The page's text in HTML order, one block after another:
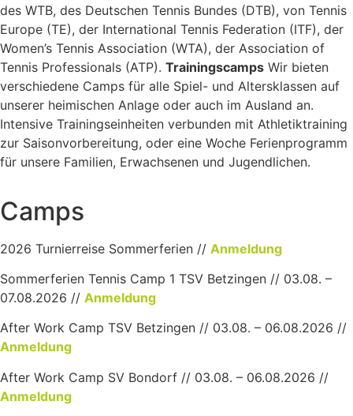
des WTB, des Deutschen Tennis Bundes (DTB), von Tennis
Europe (TE), der International Tennis Federation (ITF), der
Women’s Tennis Association (WTA), der Association of
Tennis Professionals (ATP). Trainingscamps Wir bieten
verschiedene Camps für alle Spiel- und Altersklassen auf
unserer heimischen Anlage oder auch im Ausland an.
Intensive Trainingseinheiten verbunden mit Athletiktraining
zur Saisonvorbereitung, oder eine Woche Ferienprogramm
für unsere Familien, Erwachsenen und Jugendlichen.
Camps
2026 Turnierreise Sommerferien // Anmeldung
Sommerferien Tennis Camp 1 TSV Betzingen // 03.08. –
07.08.2026 // Anmeldung
After Work Camp TSV Betzingen // 03.08. – 06.08.2026 //
Anmeldung
After Work Camp SV Bondorf // 03.08. – 06.08.2026 //
Anmeldung